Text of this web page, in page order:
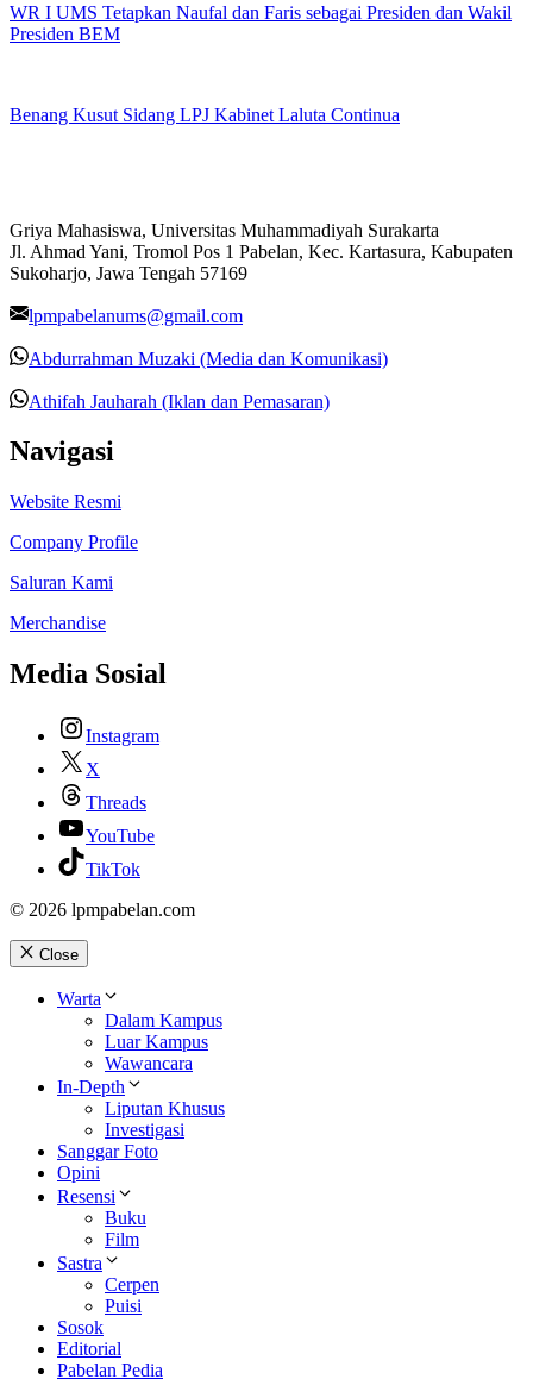
WR I UMS Tetapkan Naufal dan Faris sebagai Presiden dan Wakil
Presiden BEM
Benang Kusut Sidang LPJ Kabinet Laluta Continua
Griya Mahasiswa, Universitas Muhammadiyah Surakarta
Jl. Ahmad Yani, Tromol Pos 1 Pabelan, Kec. Kartasura, Kabupaten
Sukoharjo, Jawa Tengah 57169
lpmpabelanums@gmail.com
Abdurrahman Muzaki (Media dan Komunikasi)
Athifah Jauharah (Iklan dan Pemasaran)
Navigasi
Website Resmi
Company Profile
Saluran Kami
Merchandise
Media Sosial
Instagram
X
Threads
YouTube
TikTok
© 2026 lpmpabelan.com
Close
Warta
Dalam Kampus
Luar Kampus
Wawancara
In-Depth
Liputan Khusus
Investigasi
Sanggar Foto
Opini
Resensi
Buku
Film
Sastra
Cerpen
Puisi
Sosok
Editorial
Pabelan Pedia